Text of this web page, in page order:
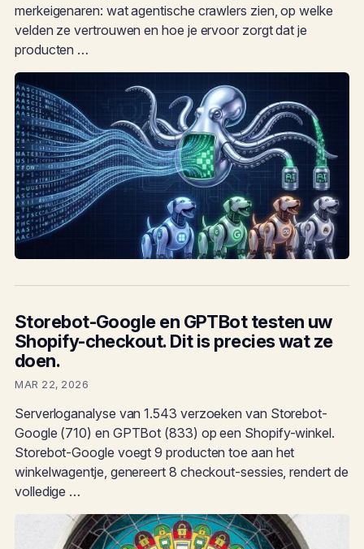
merkeigenaren: wat agentische crawlers zien, op welke
velden ze vertrouwen en hoe je ervoor zorgt dat je
producten …
Storebot-Google en GPTBot testen uw
Shopify-checkout. Dit is precies wat ze
doen.
MAR 22, 2026
Serverloganalyse van 1.543 verzoeken van Storebot-
Google (710) en GPTBot (833) op een Shopify-winkel.
Storebot-Google voegt 9 producten toe aan het
winkelwagentje, genereert 8 checkout-sessies, rendert de
volledige …